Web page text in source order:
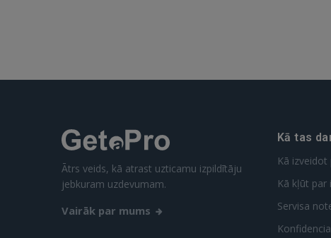
Ātrs veids, kā atrast uzticamu izpildītāju
jebkuram uzdevumam.
Vairāk par mums
Kā tas
Kā
Kā kļūt par
Servisa